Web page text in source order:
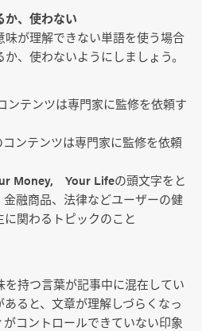
か、使わない
が理解できない単語を使う場合
、使わないようにしましょう。
ンテンツは専門家に監修を依頼す
コンテンツは専門家に監修を依頼
Money, Your Lifeの頭文字をと
金融商品、法律などユーザーの健
関わるトピックのこと
持つ言葉が記事中に混在してい
ると、文章が理解しづらくなっ
コントロールできていない印象